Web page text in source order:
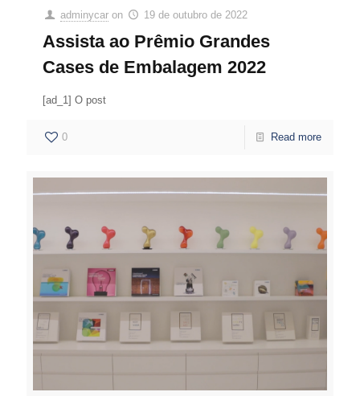
adminycar on 19 de outubro de 2022
Assista ao Prêmio Grandes
Cases de Embalagem 2022
[ad_1] O post
0 Read more